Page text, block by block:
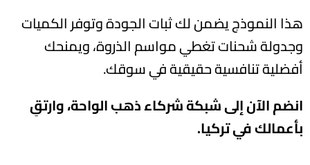
هذا النموذج يضمن لك ثبات الجودة وتوفر الكميات
وجدولة شحنات تغطي مواسم الذروة، ويمنحك
أفضلية تنافسية حقيقية في سوقك.
انضم الآن إلى شبكة شركاء ذهب الواحة، وارتقِ
بأعمالك في تركيا.